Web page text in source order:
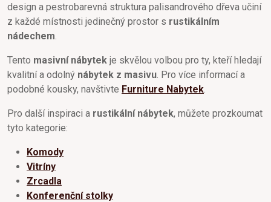
design a pestrobarevná struktura palisandrového dřeva učiní
z každé místnosti jedinečný prostor s rustikálním
nádechem
Tento masivní nábytek je skvělou volbou pro ty, kteří hledají
kvalitní a odolný nábytek z masivu . Pro více informací a
podobné kousky, navštivte Furniture Nabytek
Pro další inspiraci a rustikální nábytek, můžete prozkoumat
tyto kategorie:
Komody
Vitríny
Zrcadla
Konferenční stolky